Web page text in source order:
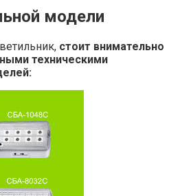
модели
стоит внимательно
техническими